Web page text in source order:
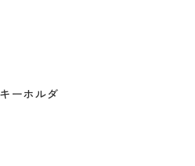
ーホルダ